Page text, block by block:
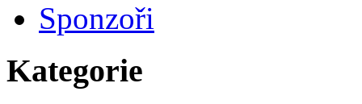
Sponzoři
Kategorie